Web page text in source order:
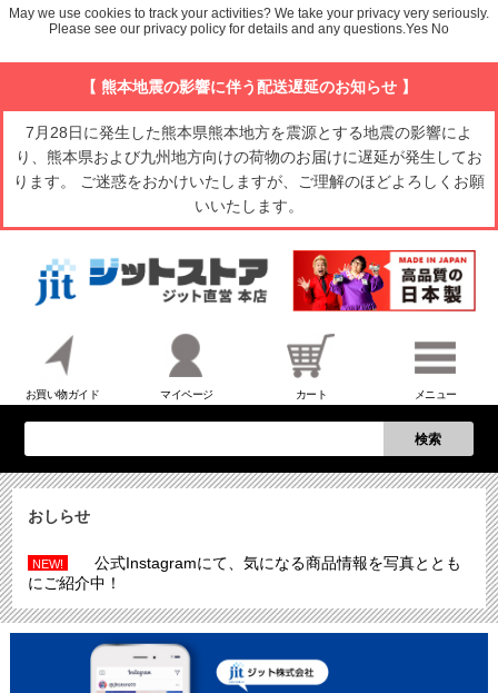
【 熊本地震の影響に伴う配送遅延のお知らせ 】
7月28日に発生した熊本県熊本地方を震源とする地震の影響によ
り、熊本県および九州地方向けの荷物のお届けに遅延が発生してお
ります。 ご迷惑をおかけいたしますが、ご理解のほどよろしくお願
いいたします。
お買い物ガイド マイページ カート メニュー
検索
おしらせ
NEW!
公式Instagramにて、気になる商品情報を写真ととも
にご紹介中！
May we use cookies to track your activities? We take your privacy very seriously.
Please see our privacy policy for details and any questions.Yes No